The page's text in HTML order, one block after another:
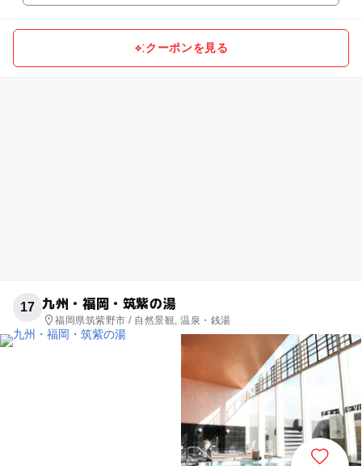
クーポンを見る
17 九州・福岡・筑紫の湯
福岡県筑紫野市 / 自然景観, 温泉・銭湯